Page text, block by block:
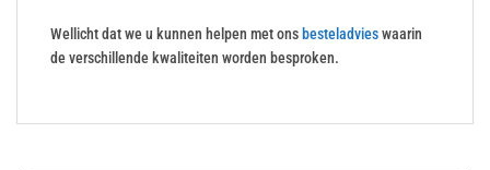
Wellicht dat we u kunnen helpen met ons besteladvieswaarin
de verschillende kwaliteiten worden besproken.